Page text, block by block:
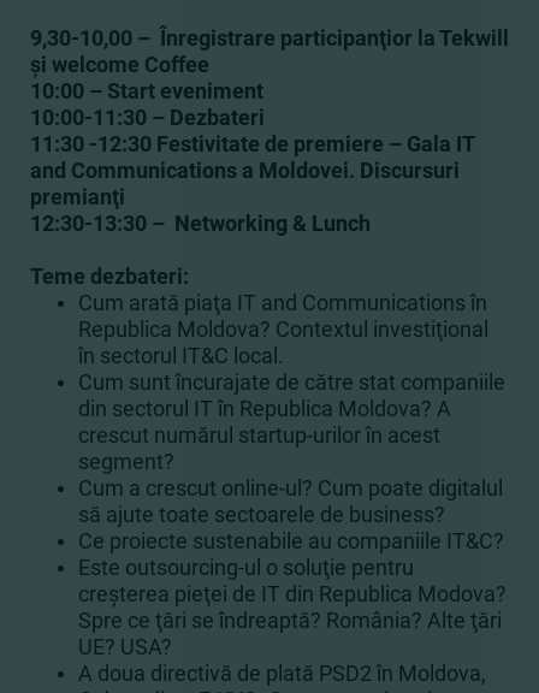
9,30-10,00 – Înregistrare participanţior la Tekwill
şi welcome Coffee
10:00 – Start eveniment
10:00-11:30 – Dezbateri
11:30 -12:30 Festivitate de premiere – Gala IT
and Communications a Moldovei. Discursuri
premianţi
12:30-13:30 – Networking & Lunch
Teme dezbateri:
Cum arată piaţa IT and Communications în
Republica Moldova? Contextul investiţional
în sectorul IT&C local.
Cum sunt încurajate de către stat companiile
din sectorul IT în Republica Moldova? A
crescut numărul startup-urilor în acest
segment?
Cum a crescut online-ul? Cum poate digitalul
să ajute toate sectoarele de business?
Ce proiecte sustenabile au companiile IT&C?
Este outsourcing-ul o soluţie pentru
creşterea pieţei de IT din Republica Modova?
Spre ce ţări se îndreaptă? România? Alte ţări
UE? USA?
A doua directivă de plată PSD2 în Moldova,